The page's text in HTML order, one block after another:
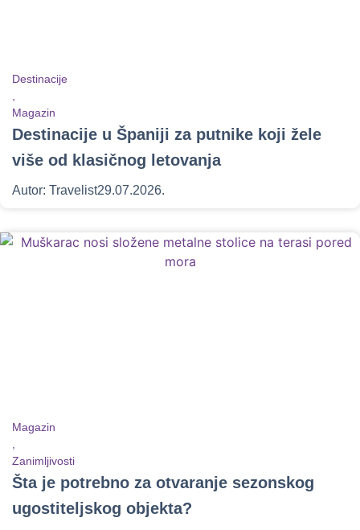
Destinacije
Magazin
Destinacije u Španiji za putnike koji žele
više od klasičnog letovanja
Autor: Travelist29.07.2026.
Magazin
Zanimljivosti
Šta je potrebno za otvaranje sezonskog
ugostiteljskog objekta?